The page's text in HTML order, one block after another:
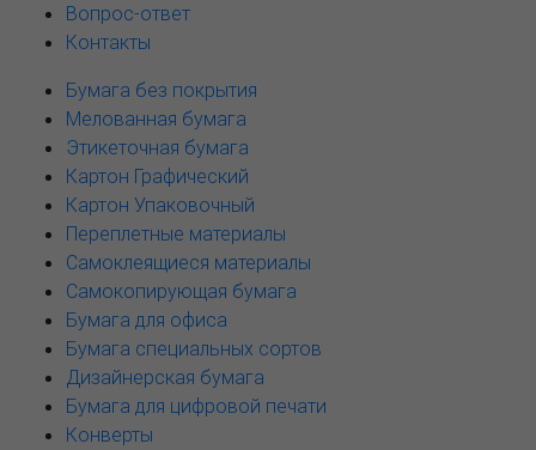
Вопрос-ответ
Контакты
Бумага без покрытия
Мелованная бумага
Этикеточная бумага
Картон Графический
Картон Упаковочный
Переплетные материалы
Самоклеящиеся материалы
Самокопирующая бумага
Бумага для офиса
Бумага специальных сортов
Дизайнерская бумага
Бумага для цифровой печати
Конверты